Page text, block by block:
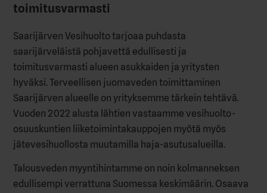
toimitusvarmasti
Saarijärven Vesihuolto tarjoaa puhdasta
saarijärveläistä pohjavettä edullisesti ja
toimitusvarmasti alueen asukkaiden ja yritysten
hyväksi. Terveellisen juomaveden toimittaminen
Saarijärven alueelle on yrityksemme tärkein tehtävä.
Vuoden 2022 alusta lähtien vastaamme vesihuolto-
osuuskuntien liiketoimintakauppojen myötä myös
jätevesihuollosta muutamilla haja-asutusalueilla.
Talousveden myyntihintamme on noin kolmanneksen
edullisempi verrattuna Suomessa keskimäärin. Osaava